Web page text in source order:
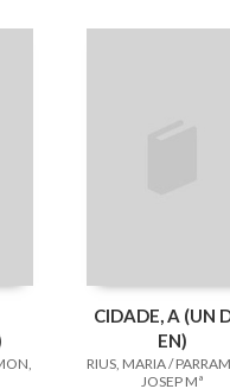
CIDADE, A (UN
EN)
RIUS, MARIA /
JOSEP Mª